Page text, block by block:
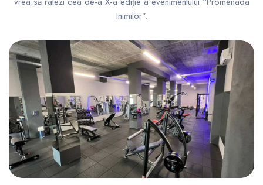
Inimilor”.